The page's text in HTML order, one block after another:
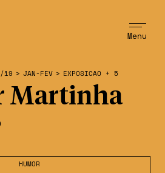
Menu
HUMOR
19 > JAN-FEV > EXPOSICAO + 5
Martinha